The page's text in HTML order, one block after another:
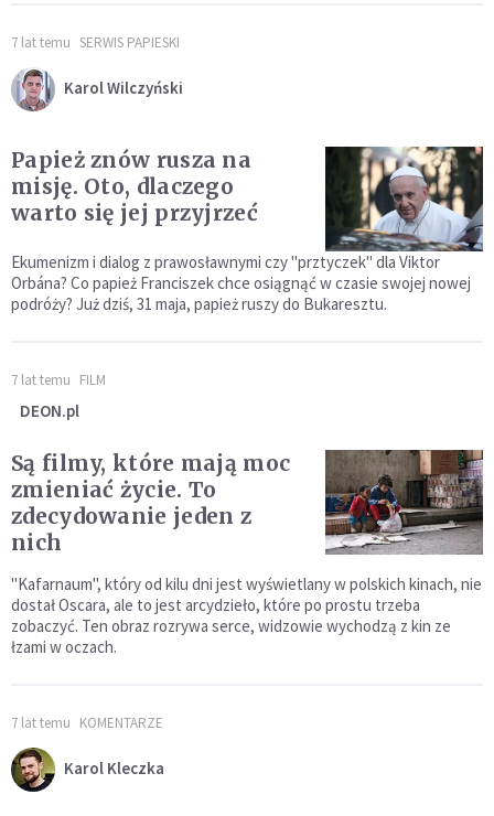
7 lat temu SERWIS PAPIESKI
Karol Wilczyński
Papież znów rusza na
misję. Oto, dlaczego
warto się jej przyjrzeć
Ekumenizm i dialog z prawosławnymi czy "prztyczek" dla Viktor
Orbána? Co papież Franciszek chce osiągnąć w czasie swojej nowej
podróży? Już dziś, 31 maja, papież ruszy do Bukaresztu.
7 lat temu FILM
DEON.pl
Są filmy, które mają moc
zmieniać życie. To
zdecydowanie jeden z
nich
"Kafarnaum", który od kilu dni jest wyświetlany w polskich kinach, nie
dostał Oscara, ale to jest arcydzieło, które po prostu trzeba
zobaczyć. Ten obraz rozrywa serce, widzowie wychodzą z kin ze
łzami w oczach.
7 lat temu KOMENTARZE
Karol Kleczka